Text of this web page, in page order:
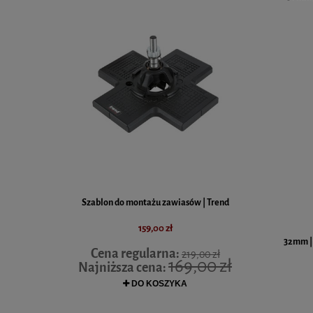
Szablon do montażu zawiasów | Trend
159,00 zł
Cena regularna: 219,00 zł
Najniższa cena:169,00 zł
DO KOSZYKA
Precyzyjna
32mm